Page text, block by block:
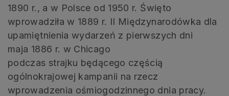
1890 r., a w Polsce od 1950 r. Święto
wprowadziła w 1889 r. II Międzynarodówka dla
upamiętnienia wydarzeń z pierwszych dni
maja 1886 r. w Chicago
podczas strajku będącego częścią
ogólnokrajowej kampanii na rzecz
wprowadzenia ośmiogodzinnego dnia pracy.